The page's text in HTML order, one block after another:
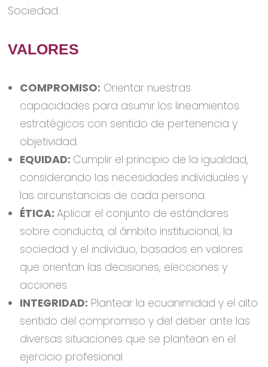
Sociedad.
VALORES
COMPROMISO: Orientar nuestras
capacidades para asumir los lineamientos
estratégicos con sentido de pertenencia y
objetividad.
EQUIDAD: Cumplir el principio de la igualdad,
considerando las necesidades individuales y
las circunstancias de cada persona.
ÉTICA:Aplicar el conjunto de estándares
sobre conducta, al ámbito institucional, la
sociedad y el individuo, basados en valores
que orientan las decisiones, elecciones y
acciones.
INTEGRIDAD: Plantear la ecuanimidad y el alto
sentido del compromiso y del deber ante las
diversas situaciones que se plantean en el
ejercicio profesional.